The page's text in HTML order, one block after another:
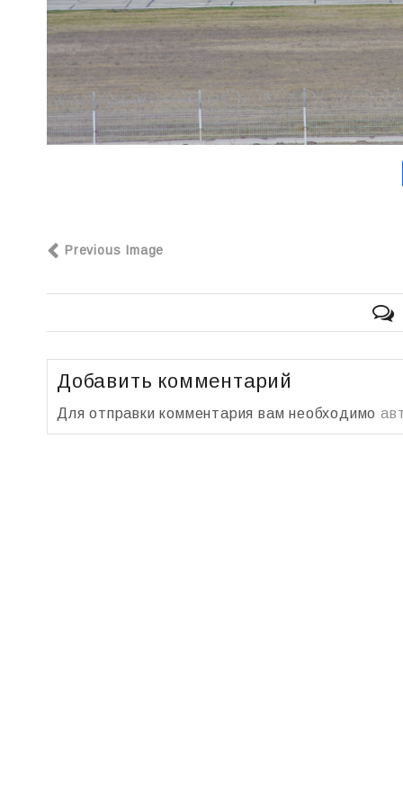
Previous Image
Добавить комментарий
Для отправки комментария вам необходимо